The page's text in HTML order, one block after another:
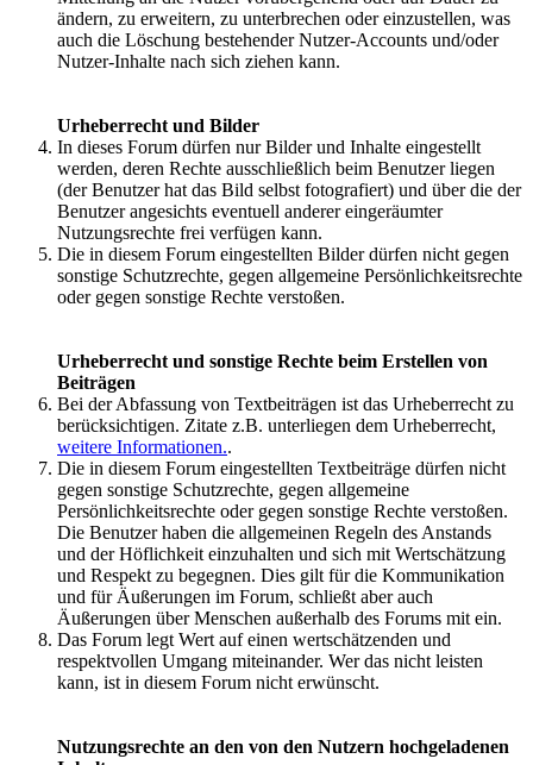
ändern, zu erweitern, zu unterbrechen oder einzustellen, was
auch die Löschung bestehender Nutzer-Accounts und/oder
Nutzer-Inhalte nach sich ziehen kann.
Urheberrecht und Bilder
In dieses Forum dürfen nur Bilder und Inhalte eingestellt
werden, deren Rechte ausschließlich beim Benutzer liegen
(der Benutzer hat das Bild selbst fotografiert) und über die der
Benutzer angesichts eventuell anderer eingeräumter
Nutzungsrechte frei verfügen kann.
Die in diesem Forum eingestellten Bilder dürfen nicht gegen
sonstige Schutzrechte, gegen allgemeine Persönlichkeitsrechte
oder gegen sonstige Rechte verstoßen.
Urheberrecht und sonstige Rechte beim Erstellen von
Beiträgen
Bei der Abfassung von Textbeiträgen ist das Urheberrecht zu
berücksichtigen. Zitate z.B. unterliegen dem Urheberrecht,
weitere Informationen..
Die in diesem Forum eingestellten Textbeiträge dürfen nicht
gegen sonstige Schutzrechte, gegen allgemeine
Persönlichkeitsrechte oder gegen sonstige Rechte verstoßen.
Die Benutzer haben die allgemeinen Regeln des Anstands
und der Höflichkeit einzuhalten und sich mit Wertschätzung
und Respekt zu begegnen. Dies gilt für die Kommunikation
und für Äußerungen im Forum, schließt aber auch
Äußerungen über Menschen außerhalb des Forums mit ein.
Das Forum legt Wert auf einen wertschätzenden und
respektvollen Umgang miteinander. Wer das nicht leisten
kann, ist in diesem Forum nicht erwünscht.
Nutzungsrechte an den von den Nutzern hochgeladenen